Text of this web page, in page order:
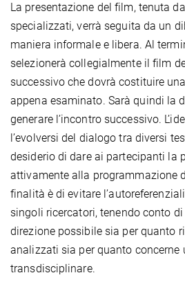
La presentazione del film, tenuta
specializzati, verrà seguita da un
maniera informale e libera. Al
selezionerà collegialmente il film
successivo che dovrà costituire
appena esaminato. Sarà quindi la
generare l’incontro successivo.
l’evolversi del dialogo tra diversi
desiderio di dare ai partecipanti la
attivamente alla programmazione
finalità è di evitare
singoli ricercatori, tenendo conto
direzione possibile sia per quanto
analizzati sia per quanto concerne
transdisciplinare.